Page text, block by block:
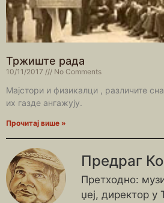
Тржиште рада
10/11/2017 No Comments
Мајстори и физикалци , различите
их газде ангажују.
Прочитај више »
Предраг
Претходно:
џеј, директор